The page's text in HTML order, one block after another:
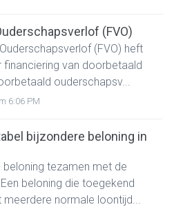
(FVO)
(FVO) heft
van doorbetaald
ouderschapsv...
6:06 PM
bijzondere beloning in
tezamen met de
beloning die toegekend
normale loontijd...